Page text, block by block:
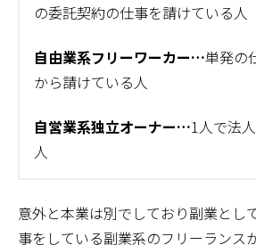
の委託契約の仕事を請けている人
自由業系フリーワーカー…単発の
から請けている人
自営業系独立オーナー…1人で法
人
意外と本業は別でしており副業とし
事をしている副業系のフリーランス